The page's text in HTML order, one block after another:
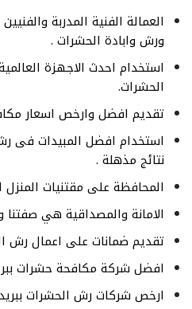
العمالة الفنية المدربة
ورش وابادة الحشرات .
استخدام احدث الاجهزة
الحشرات.
تقديم افضل وارخص اسعار
استخدام افضل المبيدات فى
نتائج مذهلة .
المحافظة على مقتنيات
الامانة والمصداقية هي
تقديم ضمانات على اعمال رش
افضل شركة مكافحة حشرات
ارخص شركات رش الحشرات